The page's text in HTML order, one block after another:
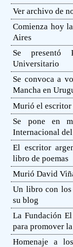
Ver archivo de
Comienza hoy
Aires
Se presentó
Universitario
Se convoca a
Mancha en
Murió el escritor
Se pone en
Internacional
El escritor
libro de poemas
Murió David
Un libro con los
su blog
La Fundación
para promover
Homenaje a